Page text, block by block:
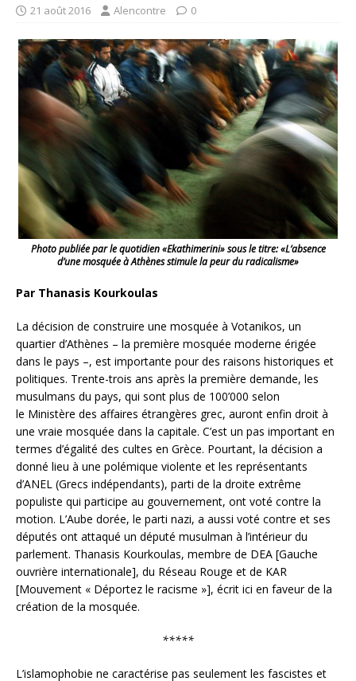
21 août 2016 Alencontre 0
Photo publiée par le quotidien «Ekathimerini» sous le titre: «L’absence
d’une mosquée à Athènes stimule la peur du radicalisme»
Par Thanasis Kourkoulas
La décision de construire une mosquée à Votanikos, un
quartier d’Athènes – la première mosquée moderne érigée
dans le pays –, est importante pour des raisons historiques et
politiques. Trente-trois ans après la première demande, les
musulmans du pays, qui sont plus de 100’000 selon
le Ministère des affaires étrangères grec, auront enfin droit à
une vraie mosquée dans la capitale. C’est un pas important en
termes d’égalité des cultes en Grèce. Pourtant, la décision a
donné lieu à une polémique violente et les représentants
d’ANEL (Grecs indépendants), parti de la droite extrême
populiste qui participe au gouvernement, ont voté contre la
motion. L’Aube dorée, le parti nazi, a aussi voté contre et ses
députés ont attaqué un député musulman à l’intérieur du
parlement. Thanasis Kourkoulas, membre de DEA [Gauche
ouvrière internationale], du Réseau Rouge et de KAR
[Mouvement « Déportez le racisme »], écrit ici en faveur de la
création de la mosquée.
*****
L’islamophobie ne caractérise pas seulement les fascistes et